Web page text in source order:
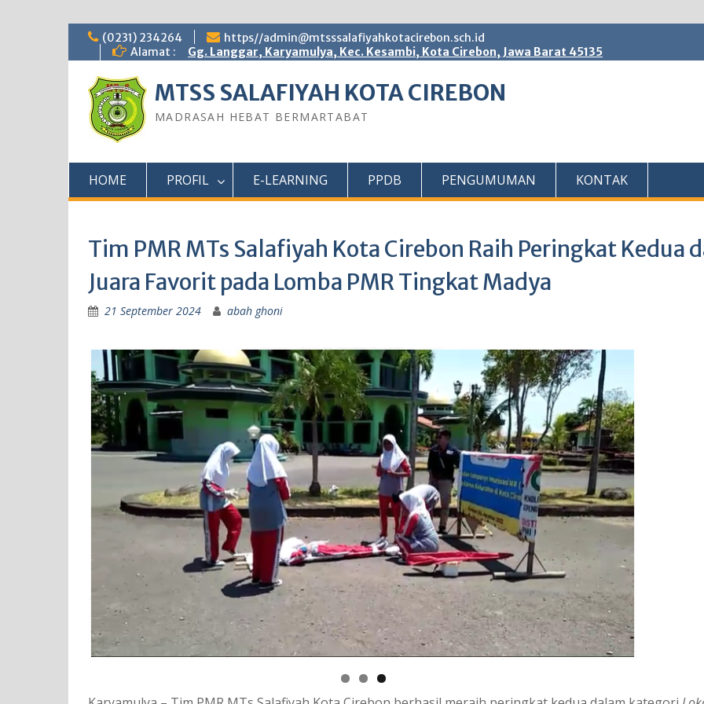
Skip
content
(0231) 234264
https//admin@mtsssalafiyahkotacirebon.sch.id
Alamat :
Gg. Langgar, Karyamulya, Kec. Kesambi, Kota Cirebon, Jawa Barat 45135
MTSS SALAFIYAH KOTA CIREBON
MADRASAH HEBAT BERMARTABAT
HOME PROFIL E-LEARNING PPDB PENGUMUMAN KONTAK
Tim PMR MTs Salafiyah Kota Cirebon Raih Peringkat Kedua
Juara Favorit pada Lomba PMR Tingkat Madya
21 September 2024 abah ghoni